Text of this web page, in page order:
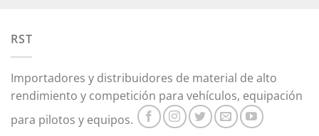
RST
Importadores y distribuidores de material de alto
rendimiento y competición para vehículos, equipación
para pilotos y equipos.